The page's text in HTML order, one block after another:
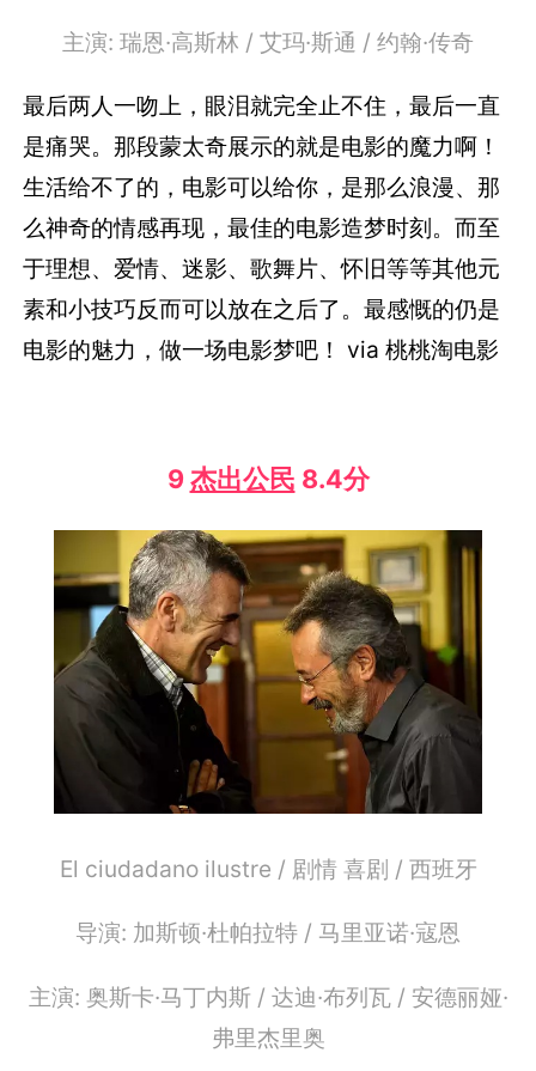
主演: 瑞恩·高斯林 / 艾玛·斯通 / 约翰·传奇
最后两人一吻上，眼泪就完全止不住，最后一直
是痛哭。那段蒙太奇展示的就是电影的魔力啊！
生活给不了的，电影可以给你，是那么浪漫、那
么神奇的情感再现，最佳的电影造梦时刻。而至
于理想、爱情、迷影、歌舞片、怀旧等等其他元
素和小技巧反而可以放在之后了。最感慨的仍是
电影的魅力，做一场电影梦吧！ via 桃桃淘电影
9杰出公民 8.4分
El ciudadano ilustre / 剧情 喜剧 / 西班牙
导演: 加斯顿·杜帕拉特 / 马里亚诺·寇恩
主演: 奥斯卡·马丁内斯 / 达迪·布列瓦 / 安德丽娅·
弗里杰里奥